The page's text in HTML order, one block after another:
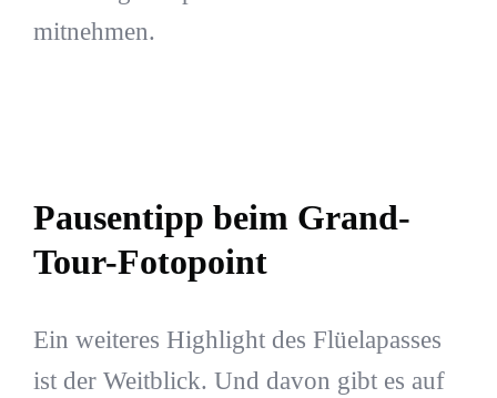
mitnehmen.
Pausentipp beim Grand-
Tour-Fotopoint
Ein weiteres Highlight des Flüelapasses
ist der Weitblick. Und davon gibt es auf